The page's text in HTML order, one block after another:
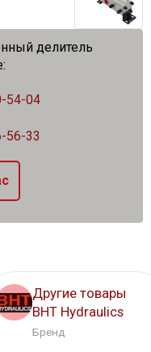
делитель
54-04
56-33
Другие товары
BHT Hydraulics
Бренд